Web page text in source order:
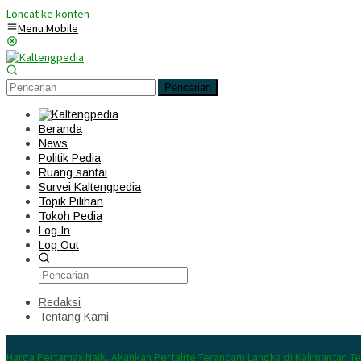
Loncat ke konten
Menu Mobile
Pencarian
Beranda
News
Politik Pedia
Ruang santai
Survei Kaltengpedia
Topik Pilihan
Tokoh Pedia
Log In
Log Out
Redaksi
Tentang Kami
Harga Pertamax Naik, Akankah Pertalite Terancam Langka di Kalimantan